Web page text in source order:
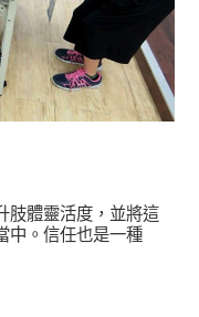
肢體靈活度，並將這
中。信任也是一種